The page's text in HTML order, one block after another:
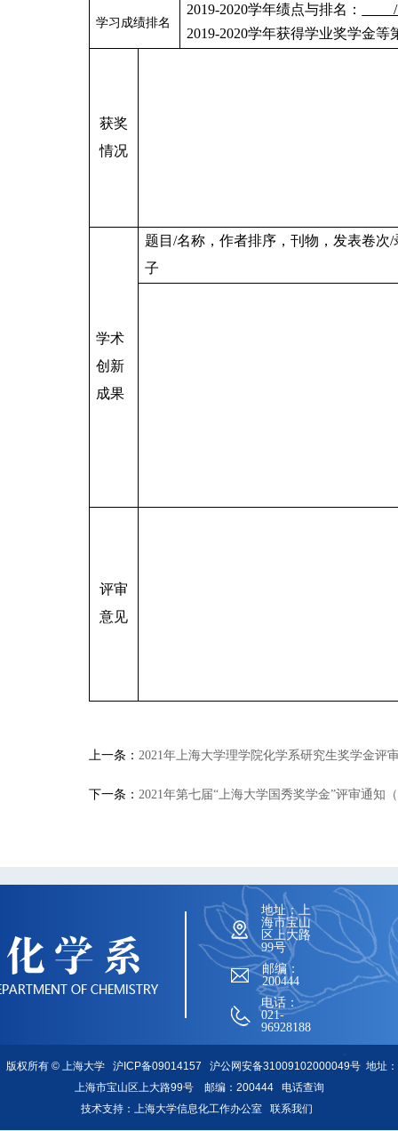
学习成绩排名
2019-2020学年绩点与排名：
2019-2020学年获得学业奖学金等
获奖
情况
学术
创新
成果
题目/名称，作者排序，刊物，发表卷次/
子
评审
意见
上一条： 2021年上海大学理学院化学系研究生奖学金评
下一条： 2021年第七届“上海大学国秀奖学金”评审通知
地址：上
海市宝山
区上大路
99号
邮编：
200444
电话：
021-
96928188
版权所有 ©上海大学 沪ICP备09014157 沪公网安备31009102000049号地址：
上海市宝山区上大路99号 邮编：200444 电话查询
技术支持： 上海大学信息化工作办公室 联系我们